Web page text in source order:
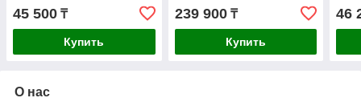
45 500 ₸
Купить
239 900₸
Купить
46
О нас